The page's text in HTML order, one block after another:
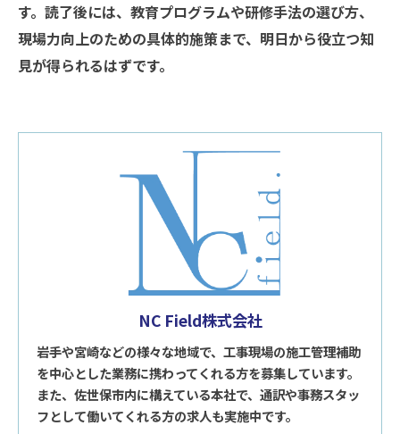
す。読了後には、教育プログラムや研修手法の選び方、
現場力向上のための具体的施策まで、明日から役立つ知
見が得られるはずです。
NC Field株式会社
岩手や宮崎などの様々な地域で、工事現場の施工管理補助
を中心とした業務に携わってくれる方を募集しています。
また、佐世保市内に構えている本社で、通訳や事務スタッ
フとして働いてくれる方の求人も実施中です。